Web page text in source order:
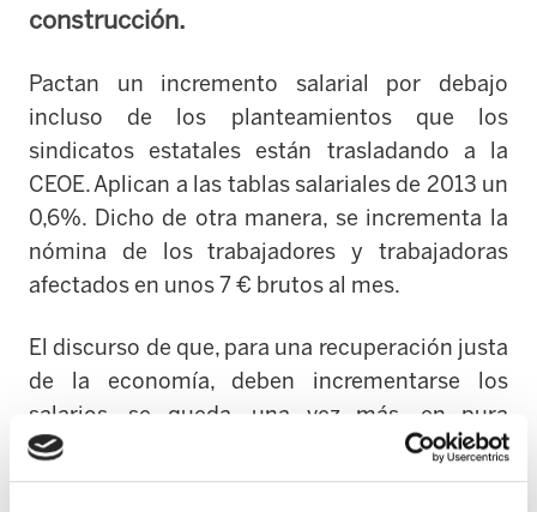
construcción.
Pactan un incremento salarial por debajo
incluso de los planteamientos que los
sindicatos estatales están trasladando a la
CEOE. Aplican a las tablas salariales de 2013 un
0,6%. Dicho de otra manera, se incrementa la
nómina de los trabajadores y trabajadoras
afectados en unos 7 € brutos al mes.
El discurso de que, para una recuperación justa
de la economía, deben incrementarse los
salarios, se queda, una vez más, en pura
retórica por parte de CCOO y UGT. En el mismo
texto del preacuerdo asumen que “se debe